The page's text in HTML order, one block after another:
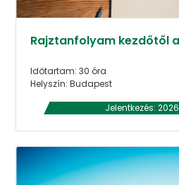
Rajztanfolyam kezdőtől
Időtartam: 30 óra
Helyszín: Budapest
Jelentkezés: